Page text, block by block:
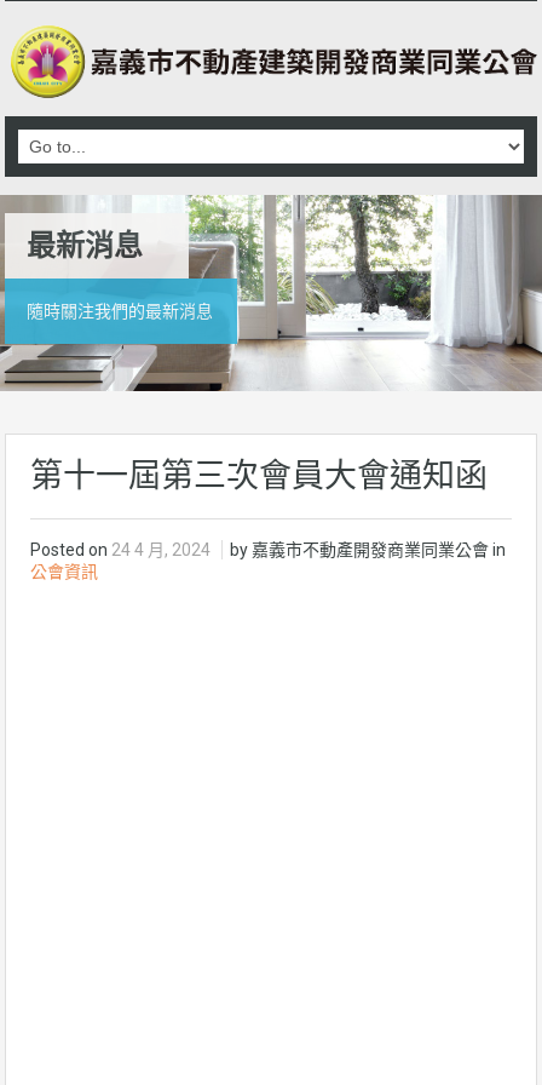
最新消息
隨時關注我們的最新消息
第十一屆第三次會員大會通知函
Posted on 24 4 月, 2024
by 嘉義市不動產開發商業同業公會 in
公會資訊